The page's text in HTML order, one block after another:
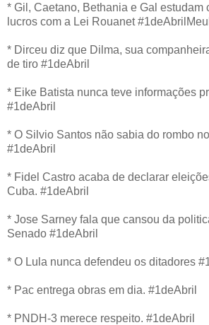
* Gil, Caetano, Bethania e Gal estudam
lucros com a Lei Rouanet
* Dirceu diz que Dilma, sua
de tiro #1deAbril
* Eike Batista nunca teve informações
#1deAbril
* O Silvio Santos não sabia do rombo
#1deAbril
* Fidel Castro acaba de declarar
Cuba. #1deAbril
* Jose Sarney fala que cansou da
Senado #1deAbril
* O Lula nunca defendeu os ditadores
* Pac entrega obras em dia. #1deAbril
* PNDH-3 merece respeito. #1deAbril